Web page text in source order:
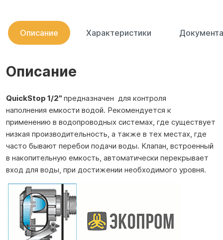
Описание Характеристики
Описание
QuickStop 1/2" предназначен для контроля
наполнения емкости водой. Рекомендуется к
применению в водопроводных системах, где существует
низкая производительность, а также в тех местах, где
часто бывают перебои подачи воды. Клапан, встроенный
в накопительную емкость, автоматически перекрывает
вход для воды, при достижении необходимого уровня.